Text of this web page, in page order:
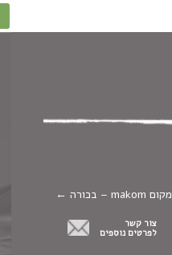
מקום makom – בכורה
צור קשר
לפרטים נוספים